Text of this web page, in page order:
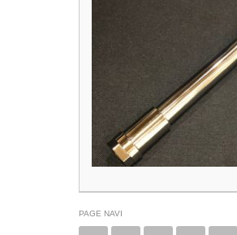
PAGE NAVI